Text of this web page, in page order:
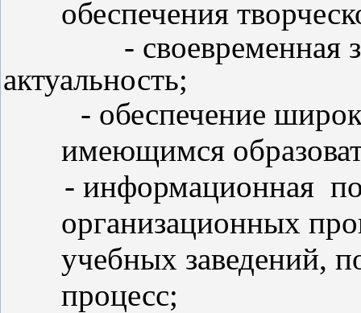
обеспечения
- своевременная
актуальность;
- обеспечение
имеющимся
- информационная
организационных
учебных заведений,
процесс;